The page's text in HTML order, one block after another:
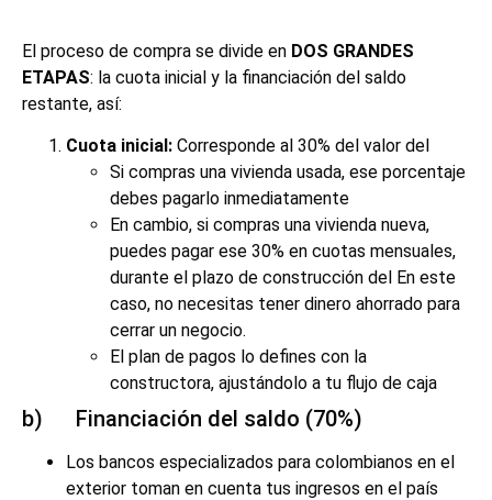
El proceso de compra se divide en DOS GRANDES
ETAPAS: la cuota inicial y la financiación del saldo
restante, así:
Cuota inicial: Corresponde al 30% del valor del
Si compras una vivienda usada, ese porcentaje
debes pagarlo inmediatamente
En cambio, si compras una vivienda nueva,
puedes pagar ese 30% en cuotas mensuales,
durante el plazo de construcción del En este
caso, no necesitas tener dinero ahorrado para
cerrar un negocio.
El plan de pagos lo defines con la
constructora, ajustándolo a tu flujo de caja
b) Financiación del saldo (70%)
Los bancos especializados para colombianos en el
exterior toman en cuenta tus ingresos en el país